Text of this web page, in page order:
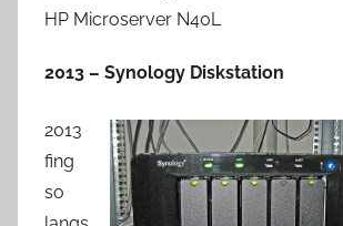
HP Microserver N40L
2013 – Synology Diskstation
2013
fing
so